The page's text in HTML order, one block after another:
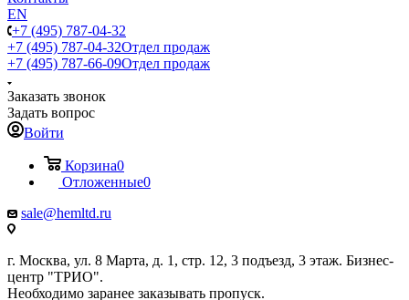
EN
+7 (495) 787-04-32
+7 (495) 787-04-32Отдел продаж
+7 (495) 787-66-09Отдел продаж
Заказать звонок
Задать вопрос
Войти
Корзина0
Отложенные0
sale@hemltd.ru
г. Москва, ул. 8 Марта, д. 1, стр. 12, 3 подъезд, 3 этаж. Бизнес-
центр "ТРИО".
Необходимо заранее заказывать пропуск.